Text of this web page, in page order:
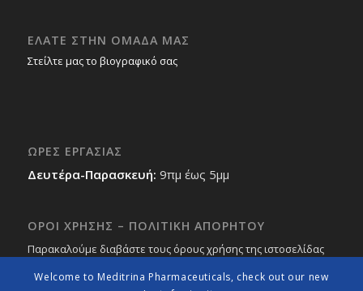
ΕΛΑΤΕ ΣΤΗΝ ΟΜΑΔΑ ΜΑΣ
Στείλτε μας το βιογραφικό σας
ΩΡΕΣ ΕΡΓΑΣΙΑΣ
Δευτέρα-Παρασκευή: 9πμ έως 5μμ
ΟΡΟΙ ΧΡΗΣΗΣ – ΠΟΛΙΤΙΚΗ ΑΠΟΡΗΤΟΥ
Παρακαλούμε διαβάστε τους όρους χρήσης της ιστοσελίδας
Welcome to Meditrina Pharmaceuticals, check out our new